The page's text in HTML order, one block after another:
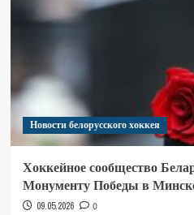
Новости белорусского хоккея
Хоккейное сообщество
Монументу Победы в
09.05.2026 0